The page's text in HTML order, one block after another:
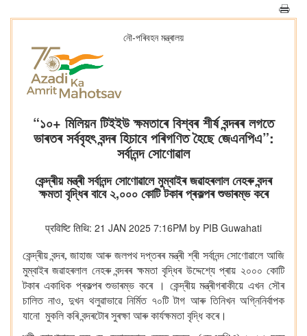
নৌ-পৰিবহন মন্ত্ৰালয়
“১০+ মিলিয়ন টিইইউ ক্ষমতাৰে বিশ্বৰ শীৰ্ষ বন্দৰৰ লগতে
ভাৰতৰ সৰ্ববৃহৎ বন্দৰ হিচাবে পৰিগণিত হৈছে জেএনপিএ”:
সৰ্বানন্দ সোণোৱাল
কেন্দ্ৰীয় মন্ত্ৰী সৰ্বানন্দ সোণোৱালে মুম্বাইৰ জৱাহৰলাল নেহৰু বন্দৰ
ক্ষমতা বৃদ্ধিৰ বাবে ২,০০০ কোটি টকাৰ প্ৰকল্পৰ শুভাৰম্ভ কৰে
प्रविष्टि तिथि: 21 JAN 2025 7:16PM by PIB Guwahati
কেন্দ্ৰীয় বন্দৰ, জাহাজ আৰু জলপথ দপ্তৰৰ মন্ত্ৰী শ্ৰী সৰ্বানন্দ সোণোৱালে আজি
মুম্বাইৰ জৱাহৰলাল নেহৰু বন্দৰৰ ক্ষমতা বৃদ্ধিৰ উদ্দেশ্যে প্ৰায় ২০০০ কোটি
টকাৰ একাধিক প্ৰকল্পৰ শুভাৰম্ভ কৰে । কেন্দ্ৰীয় মন্ত্ৰীগৰাকীয়ে এখন সৌৰ
চালিত নাও, দুখন থলুৱাভাৱে নিৰ্মিত ৭০টি টাগ আৰু তিনিখন অগ্নিনিৰ্বাপক
যানো মুকলি কৰি বন্দৰটোৰ সুৰক্ষা আৰু কাৰ্যক্ষমতা বৃদ্ধি কৰে।